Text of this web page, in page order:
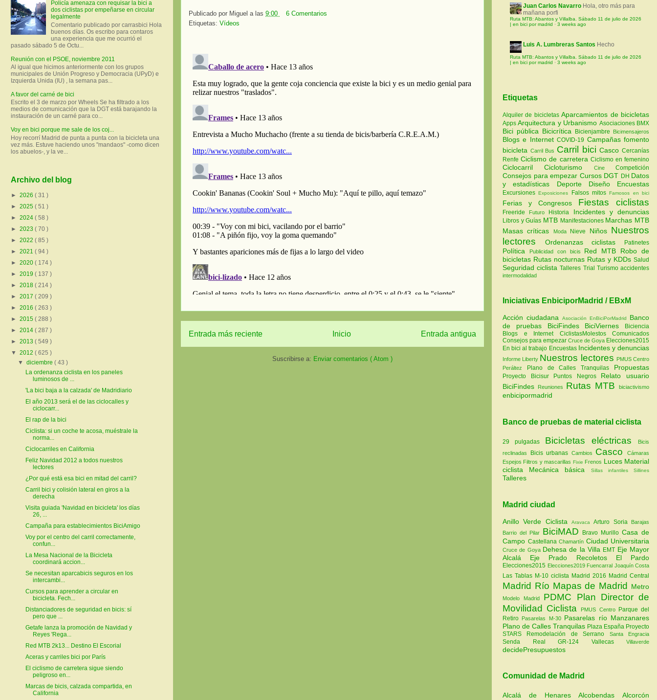
Publicado por Miguel a las 9:00
6 Comentarios
Etiquetas: Vídeos
Entrada más reciente Entrada antigua
Inicio
Suscribirse a: Enviar comentarios ( Atom )
Policía amenaza con requisar la bici a
dos ciclistas por empeñarse en circular
legalmente
Comentario publicado por carrasbici Hola
buenos días. Os escribo para contaros
una experiencia que me ocurrió el
pasado sábado 5 de Octu...
Reunión con el PSOE, noviembre 2011
Al igual que hicimos anteriormente con los grupos
municipales de Unión Progreso y Democracia (UPyD) e
Izquierda Unida (IU) , la semana pas...
A favor del carné de bici
Escrito el 3 de marzo por Wheels Se ha filtrado a los
medios de comunicación que la DGT está barajando la
instauración de un carné para co...
Voy en bici porque me sale de los coj...
Hoy recorrí Madrid de punta a punta con la bicicleta una
vez más. Estuve haciendo unos "mandaos" -como dicen
los abuelos-, y la ve...
Archivo del blog
► 2026 ( 31 )
► 2025 ( 51 )
► 2024 ( 58 )
► 2023 ( 70 )
► 2022 ( 85 )
► 2021 ( 94 )
► 2020 ( 174 )
► 2019 ( 137 )
► 2018 ( 214 )
► 2017 ( 209 )
► 2016 ( 263 )
► 2015 ( 288 )
► 2014 ( 287 )
► 2013 ( 549 )
▼ 2012 ( 625 )
▼diciembre( 43 )
La ordenanza ciclista en los paneles
luminosos de ...
'La bici baja a la calzada' de Madridiario
El año 2013 será el de las ciclocalles y
ciclocarr...
El rap de la bici
Ciclista: si un coche te acosa, muéstrale la
norma...
Ciclocarriles en California
Feliz Navidad 2012 a todos nuestros
lectores
¿Por qué está esa bici en mitad del carril?
Carril bici y colisión lateral en giros a la
derecha
Visita guiada 'Navidad en bicicleta' los días
26, ...
Campaña para establecimientos BiciAmigo
Voy por el centro del carril correctamente,
confun...
La Mesa Nacional de la Bicicleta
coordinará accion...
Se necesitan aparcabicis seguros en los
intercambi...
Cursos para aprender a circular en
bicicleta. Fech...
Distanciadores de seguridad en bicis: sí
pero que ...
Getafe lanza la promoción de Navidad y
Reyes 'Rega...
Red MTB 2k13... Destino El Escorial
Aceras y carriles bici por París
El ciclismo de carretera sigue siendo
peligroso en...
Marcas de bicis, calzada compartida, en
California
Juan Carlos Navarro Hola, otro más para
mañana porfi
Ruta MTB: Abantos y Villalba. Sábado 11 de julio de 2026
| en bici por madrid · 3 weeks ago
Luis A. Lumbreras Santos Hecho
Ruta MTB: Abantos y Villalba. Sábado 11 de julio de 2026
| en bici por madrid · 3 weeks ago
Etiquetas
Alquiler de bicicletasAparcamientos de bicicletas
AppsArquitectura y Urbanismo Asociaciones BMX
Bici pública Bicicrítica Bicienjambre Bicimensajeros
Blogs e InternetCOVID-19 Campañas fomento
bicicleta Carril Bus Carril biciCascoCercanías
RenfeCiclismo de carretera Ciclismo en femenino
CiclocarrilCicloturismo CineCompetición
Consejos para empezar Cursos DGT DH Datos
y estadísticas Deporte Diseño Encuestas
ExcursionesExposiciones Falsos mitosFamosos en bici
Ferias y Congresos Fiestas ciclistas
Freeride Futuro Historia Incidentes y denuncias
Libros y Guías MTB Manifestaciones Marchas MTB
Masas críticas
Moda Nieve Niños Nuestros
lectores
Ordenanzas ciclistas Patinetes
Política Publicidad con bicis Red MTB Robo de
bicicletas Rutas nocturnas Rutas y KDDs Salud
Seguridad ciclistaTalleres Trial Turismoaccidentes
intermodalidad
Iniciativas EnbiciporMadrid / EBxM
Acción ciudadana Asociación EnBiciPorMadrid
Banco
de pruebas
BiciFindes BiciViernes
Biciencia
Blogs e Internet
CiclistasMolestos
Comunicados
Consejos para empezar Cruce de Goya Elecciones2015
En bici al trabajo Encuestas Incidentes y denuncias
Informe Liberty Nuestros lectores
PMUS Centro
Peráltez
Plano de Calles Tranquilas Propuestas
Proyecto Bicisur Puntos Negros
Relato usuario
BiciFindes
Reuniones Rutas MTB biciactivismo
enbicipormadrid
Banco de pruebas de material ciclista
29 pulgadas Bicicletas eléctricas
Bicis
reclinadas
Bicis urbanas Cambios Casco
Cámaras
Espejos Filtros y mascarillas Fixie Frenos Luces Material
ciclista
Mecánica básica Sillas infantiles Sillines
Talleres
Madrid ciudad
Anillo Verde Ciclista AravacaArturo Soria
Barajas
Barrio del Pilar BiciMAD Bravo MurilloCasa de
Campo Castellana Chamartín Ciudad Universitaria
Cruce de Goya Dehesa de la Villa EMT Eje Mayor
Alcalá Eje Prado Recoletos El Pardo
Elecciones2015 Elecciones2019 Fuencarral Joaquín Costa
Las Tablas M-10 ciclista Madrid 2016 Madrid Central
Madrid Río Mapas de Madrid Metro
Modelo Madrid PDMC Plan Director de
Movilidad Ciclista
PMUS Centro Parque del
Retiro Pasarelas M-30 Pasarelas río Manzanares
Plano de Calles Tranquilas Plaza España Proyecto
STARS Remodelación de Serrano Santa Engracia
Senda Real GR-124 Vallecas Villaverde
decidePresupuestos
Comunidad de Madrid
Alcalá de HenaresAlcobendas Alcorcón